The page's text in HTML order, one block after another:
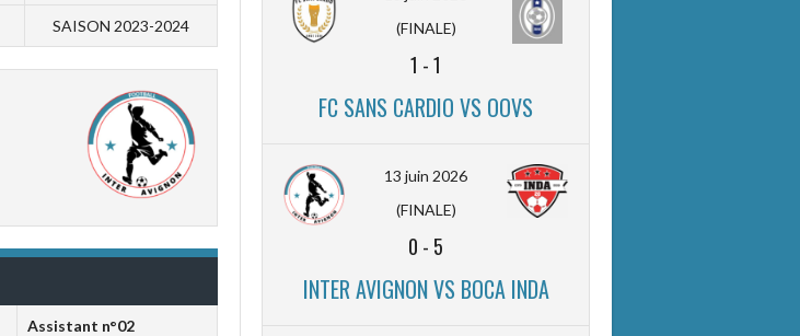
SAISON 2023-2024
Assistant n°02
(FINALE)
1 -1
FC SANS CARDIO VS OOVS
13 juin 2026
(FINALE)
0 - 5
INTER AVIGNON VS BOCA INDA